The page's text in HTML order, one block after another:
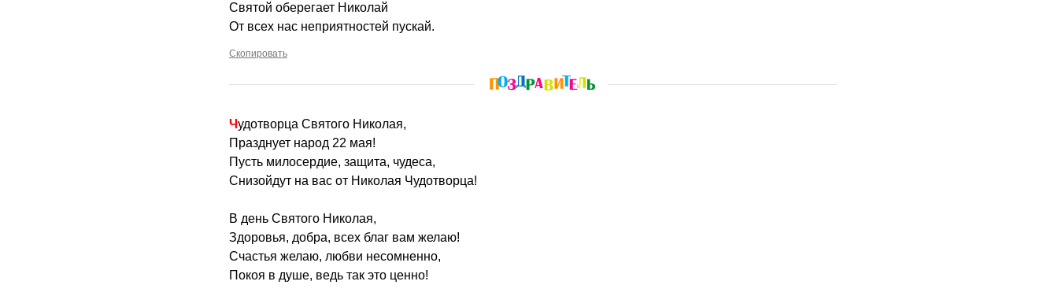
Святой оберегает Николай
От всех нас неприятностей пускай.
Скопировать
Чудотворца Святого Николая,
Празднует народ 22 мая!
Пусть милосердие, защита, чудеса,
Снизойдут на вас от Николая Чудотворца!
В день Святого Николая,
Здоровья, добра, всех благ вам желаю!
Счастья желаю, любви несомненно,
Покоя в душе, ведь так это ценно!